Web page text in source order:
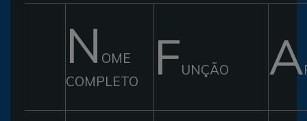
N OME
COMPLETO
FUNÇÃO A